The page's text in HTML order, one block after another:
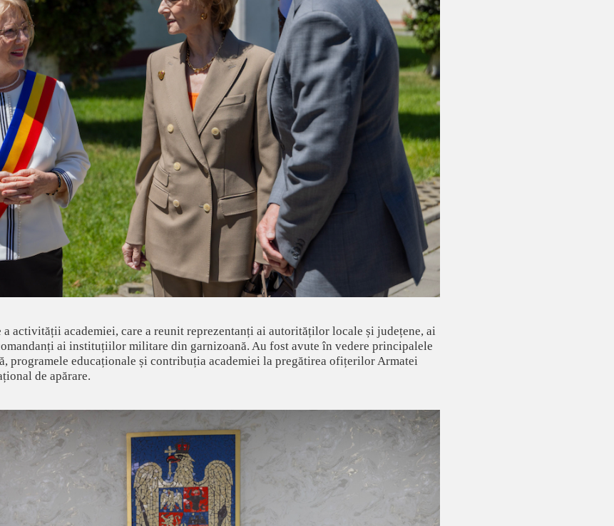
activității academiei, care a reunit reprezentanți ai autorităților locale și județene, ai
ai instituțiilor militare din garnizoană. Au fost avute în vedere principalele
programele educaționale și contribuția academiei la pregătirea ofițerilor Armatei
de apărare.